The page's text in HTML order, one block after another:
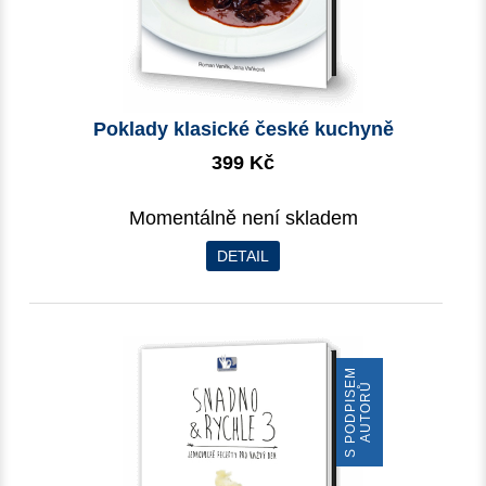
Poklady klasické české kuchyně
399 Kč
Momentálně není skladem
DETAIL
S
P
O
D
P
I
S
E
M
A
U
T
O
RŮ